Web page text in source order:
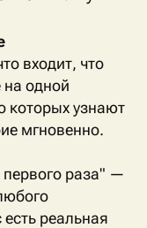
входит, что
на одной
которых узнают
мгновенно.
раза" —
реальная